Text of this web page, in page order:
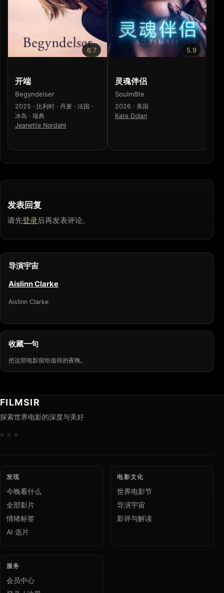
6.7
开端
Begyndelser
2025 · 比利时 · 丹麦 · 法国 ·
冰岛 · 瑞典
Jeanette Nordahl
5.9
灵魂伴侣
Soulm8te
2026 · 美国
Kate Dolan
发表回复
请先登录后再发表评论。
导演宇宙
Aislinn Clarke
Aislinn Clarke
收藏一句
把这部电影留给值得的夜晚。
FILMSIR
探索世界电影的深度与美好
发现
今晚看什么
全部影片
情绪标签
AI 选片
电影文化
世界电影节
导演宇宙
影评与解读
服务
会员中心